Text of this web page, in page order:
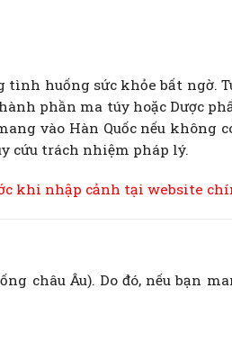
huống sức khỏe bất ngờ.
phần ma túy hoặc Dược
vào Hàn Quốc nếu không
cứu trách nhiệm pháp lý.
khi nhập cảnh tại website
châu Âu). Do đó, nếu bạn